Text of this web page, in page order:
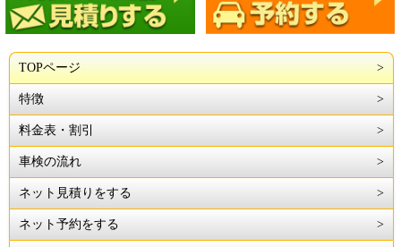
TOPページ
特徴
料金表・割引
車検の流れ
ネット見積りをする
ネット予約をする